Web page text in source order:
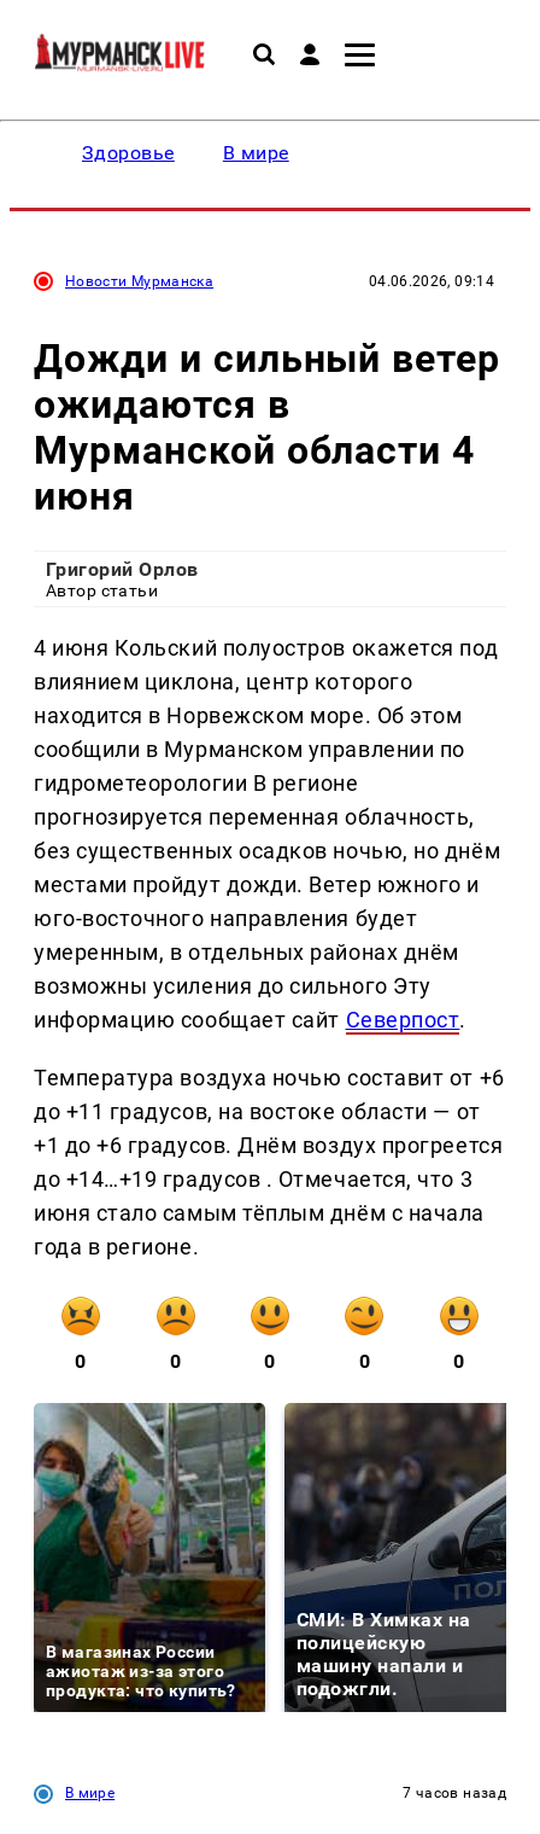
Здоровье В мире
Новости Мурманска 04.06.2026, 09:14
Дожди и сильный ветер
ожидаются в
Мурманской области 4
июня
Григорий Орлов
Автор статьи
4 июня Кольский полуостров окажется под
влиянием циклона, центр которого
находится в Норвежском море. Об этом
сообщили в Мурманском управлении по
гидрометеорологии В регионе
прогнозируется переменная облачность,
без существенных осадков ночью, но днём
местами пройдут дожди. Ветер южного и
юго-восточного направления будет
умеренным, в отдельных районах днём
возможны усиления до сильного Эту
информацию сообщает сайт Северпост.
Температура воздуха ночью составит от +6
до +11 градусов, на востоке области — от
+1 до +6 градусов. Днём воздух прогреется
до +14…+19 градусов . Отмечается, что 3
июня стало самым тёплым днём с начала
года в регионе.
0 0 0 0 0
В магазинах России
ажиотаж из-за этого
продукта: что купить?
СМИ: В Химках на
полицейскую
машину напали и
подожгли.
В мире 7 часов назад